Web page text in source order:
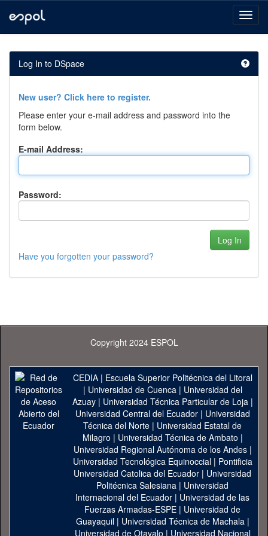
navigation
Log In to DSpace
New user? Click here to register.
Please enter your e-mail address and password into the
form below.
E-mail Address:
Password:
Have you forgotten your password?
Copyright 2024 ESPOL
CEDIA| Escuela Superior Politécnica del Litoral
| Universidad de Cuenca| Universidad del
Azuay| Universidad Técnica Particular de Loja|
Universidad Central del Ecuador| Universidad
Técnica del Norte | Universidad Estatal de
Milagro | Universidad Técnica de Ambato |
Universidad Regional Autónoma de los Andes|
Universidad Tecnológica Equinoccial| Pontificia
Universidad Catolica del Ecuador | Universidad
Politécnica Salesiana | Universidad
Internacional del Ecuador | Universidad de las
Fuerzas Armadas-ESPE | Universidad de
Guayaquil| Universidad Técnica de Machala|
Universidad de Otavalo | Universidad Nacional